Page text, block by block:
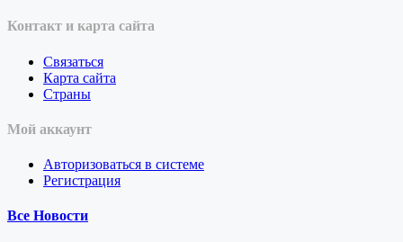
Контакт и карта сайта
Связаться
Карта сайта
Страны
Мой аккаунт
Авторизоваться в системе
Регистрация
Все Новости